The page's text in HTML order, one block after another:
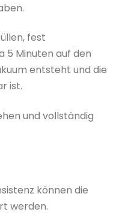
fest
5 Minuten auf den
entsteht und die
ist.
und vollständig
können die
werden.